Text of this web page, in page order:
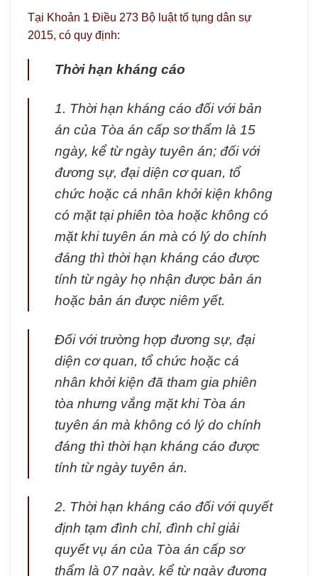
Tại Khoản 1 Điều 273 Bộ luật tố tụng dân sự
2015, có quy định:
Thời hạn kháng cáo
1. Thời hạn kháng cáo đối với bản
án của Tòa án cấp sơ thẩm là 15
ngày, kể từ ngày tuyên án; đối với
đương sự, đại diện cơ quan, tổ
chức hoặc cá nhân khởi kiện không
có mặt tại phiên tòa hoặc không có
mặt khi tuyên án mà có lý do chính
đáng thì thời hạn kháng cáo được
tính từ ngày họ nhận được bản án
hoặc bản án được niêm yết.
Đối với trường hợp đương sự, đại
diện cơ quan, tổ chức hoặc cá
nhân khởi kiện đã tham gia phiên
tòa nhưng vắng mặt khi Tòa án
tuyên án mà không có lý do chính
đáng thì thời hạn kháng cáo được
tính từ ngày tuyên án.
2. Thời hạn kháng cáo đối với quyết
định tạm đình chỉ, đình chỉ giải
quyết vụ án của Tòa án cấp sơ
thẩm là 07 ngày, kể từ ngày đương